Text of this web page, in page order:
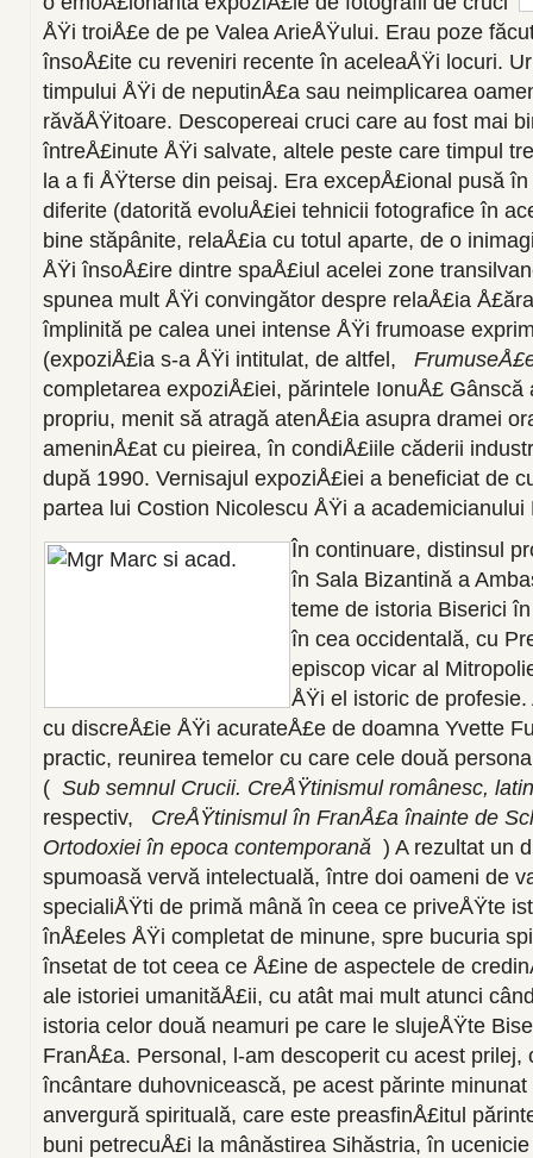
ÅŸi troiÅ£e de pe Valea ArieÅŸului. Erau poze
însoÅ£ite cu reveniri recente în aceleaÅŸi locuri.
timpului ÅŸi de neputinÅ£a sau neimplicarea
răvăÅŸitoare. Descopereai cruci care au fost mai
întreÅ£inute ÅŸi salvate, altele peste care timpul
la a fi ÅŸterse din peisaj. Era excepÅ£ional pusă
diferite (datorită evoluÅ£iei tehnicii fotografice în
bine stăpânite, relaÅ£ia cu totul aparte, de o
ÅŸi însoÅ£ire dintre spaÅ£iul acelei zone
spunea mult ÅŸi convingător despre relaÅ£ia
împlinită pe calea unei intense ÅŸi frumoase
(expoziÅ£ia s-a ÅŸi intitulat, de altfel,
completarea expoziÅ£iei, părintele IonuÅ£ Gânscă
propriu, menit să atragă atenÅ£ia asupra dramei
ameninÅ£at cu pieirea, în condiÅ£iile căderii
după 1990. Vernisajul expoziÅ£iei a beneficiat de
partea lui Costion Nicolescu ÅŸi a academicianului
În continuare, distinsul
în Sala Bizantină a
teme de istoria Biserici
în cea occidentală, cu
episcop vicar al
ÅŸi el istoric de
cu discreÅ£ie ÅŸi acurateÅ£e de doamna Yvette
practic, reunirea temelor cu care cele două
( Sub semnul Crucii. CreÅŸtinismul românesc,
respectiv,
CreÅŸtinismul în FranÅ£a înainte de
Ortodoxiei în epoca contemporană ) A rezultat un
spumoasă vervă intelectuală, între doi oameni de
specialiÅŸti de primă mână în ceea ce priveÅŸte
înÅ£eles ÅŸi completat de minune, spre bucuria
însetat de tot ceea ce Å£ine de aspectele de
ale istoriei umanităÅ£ii, cu atât mai mult atunci
istoria celor două neamuri pe care le slujeÅŸte
FranÅ£a. Personal, l-am descoperit cu acest prilej,
încântare duhovnicească, pe acest părinte
anvergură spirituală, care este preasfinÅ£itul
buni petrecuÅ£i la mânăstirea Sihăstria, în